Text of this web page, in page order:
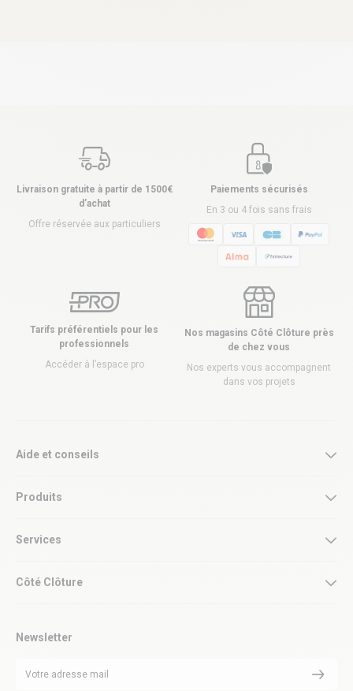
Livraison gratuite à partir de 1500€
d’achat
Offre réservée aux particuliers
Paiements sécurisés
En 3 ou 4 fois sans frais
Tarifs préférentiels pour les
professionnels
Accéder à l’espace pro
Nos magasins Côté Clôture près
de chez vous
Nos experts vous accompagnent
dans vos projets
Aide et conseils
Produits
Services
Côté Clôture
Newsletter